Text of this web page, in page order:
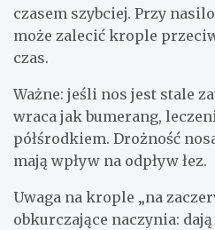
czasem szybciej. Przy
może zalecić krople
czas.
Ważne: jeśli nos jest stale
wraca jak bumerang,
półśrodkiem. Drożność
mają wpływ na odpływ łez.
Uwaga na krople „na
obkurczające naczynia: